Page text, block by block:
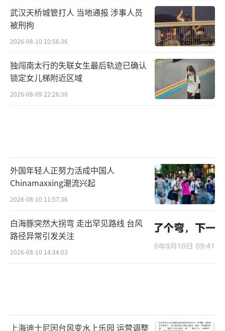
武汉天桥城管打人 当地通报 涉事人员
被刑拘
2026-08-10 10:56:36
独闯南太行的失联女生最后轨迹已确认
锁定女儿梯附近区域
2026-08-09 22:26:36
外国年轻人正努力活成中国人
Chinamaxxing潮流兴起
2026-08-10 11:57:36
白海豚突然大拐弯 走出罕见路线 台风
路径异常引发关注
2026-08-10 14:34:03
上海迪士尼因台风变水上乐园 运营调整